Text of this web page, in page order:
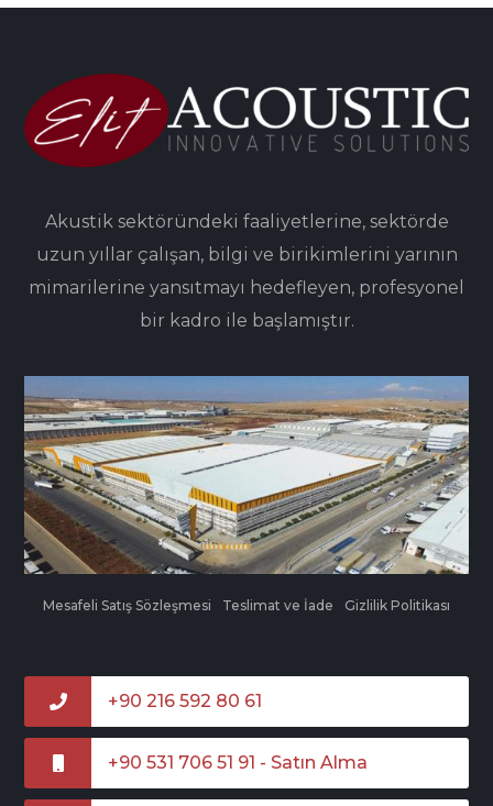
Akustik sektöründeki faaliyetlerine, sektörde
uzun yıllar çalışan, bilgi ve birikimlerini yarının
mimarilerine yansıtmayı hedefleyen, profesyonel
bir kadro ile başlamıştır.
Mesafeli Satış Sözleşmesi Teslimat ve İade Gizlilik Politikası
+90 216 592 80 61
+90 531 706 51 91 - Satın Alma